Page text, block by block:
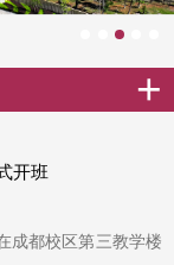
+
开班
成都校区第三教学楼